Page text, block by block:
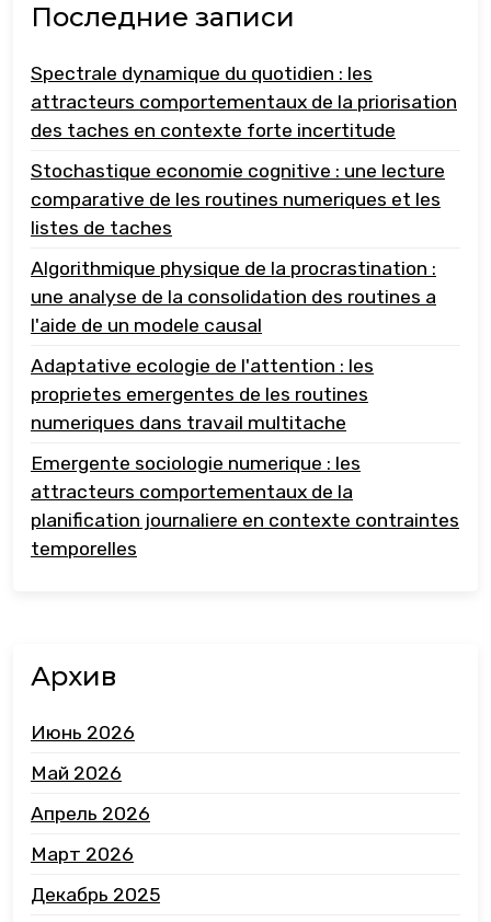
Последние записи
Spectrale dynamique du quotidien : les
attracteurs comportementaux de la priorisation
des taches en contexte forte incertitude
Stochastique economie cognitive : une lecture
comparative de les routines numeriques et les
listes de taches
Algorithmique physique de la procrastination :
une analyse de la consolidation des routines a
l'aide de un modele causal
Adaptative ecologie de l'attention : les
proprietes emergentes de les routines
numeriques dans travail multitache
Emergente sociologie numerique : les
attracteurs comportementaux de la
planification journaliere en contexte contraintes
temporelles
Архив
Июнь 2026
Май 2026
Апрель 2026
Март 2026
Декабрь 2025